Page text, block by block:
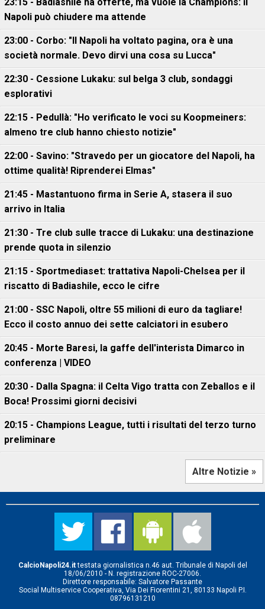
Napoli può chiudere ma attende
23:00 - Corbo: "Il Napoli ha voltato pagina, ora è una
società normale. Devo dirvi una cosa su Lucca"
22:30 - Cessione Lukaku: sul belga 3 club, sondaggi
esplorativi
22:15 - Pedullà: "Ho verificato le voci su Koopmeiners:
almeno tre club hanno chiesto notizie"
22:00 - Savino: "Stravedo per un giocatore del Napoli, ha
ottime qualità! Riprenderei Elmas"
21:45 - Mastantuono firma in Serie A, stasera il suo
arrivo in Italia
21:30 - Tre club sulle tracce di Lukaku: una destinazione
prende quota in silenzio
21:15 - Sportmediaset: trattativa Napoli-Chelsea per il
riscatto di Badiashile, ecco le cifre
21:00 - SSC Napoli, oltre 55 milioni di euro da tagliare!
Ecco il costo annuo dei sette calciatori in esubero
20:45 - Morte Baresi, la gaffe dell'interista Dimarco in
conferenza | VIDEO
20:30 - Dalla Spagna: il Celta Vigo tratta con Zeballos e il
Boca! Prossimi giorni decisivi
20:15 - Champions League, tutti i risultati del terzo turno
preliminare
Altre Notizie »
CalcioNapoli24.ittestata giornalistica n.46 aut. Tribunale di Napoli del
18/06/2010 - N. registrazione ROC-27006.
Direttore responsabile: Salvatore Passante
Social Multiservice Cooperativa, Via Dei Fiorentini 21, 80133 Napoli P.I.
08796131210